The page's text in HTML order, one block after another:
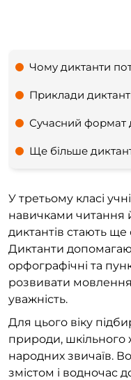
Чому диктанти
Приклади
Сучасний формат
Ще більше
У третьому класі
навичками читання
диктантів стають
Диктанти
орфографічні та
розвивати
уважність.
Для цього віку
природи, шкільного
народних звичаїв.
змістом і водночас